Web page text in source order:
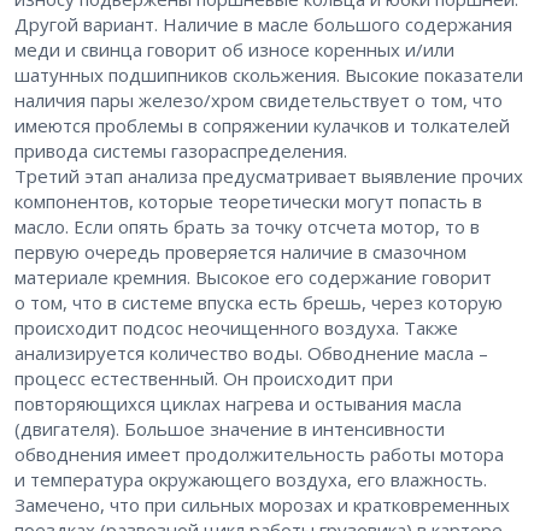
Другой вариант. Наличие в масле большого содержания
меди и свинца говорит об износе коренных и/или
шатунных подшипников скольжения. Высокие показатели
наличия пары железо/хром свидетельствует о том, что
имеются проблемы в сопряжении кулачков и толкателей
привода системы газораспределения.
Третий этап анализа предусматривает выявление прочих
компонентов, которые теоретически могут попасть в
масло. Если опять брать за точку отсчета мотор, то в
первую очередь проверяется наличие в смазочном
материале кремния. Высокое его содержание говорит
о том, что в системе впуска есть брешь, через которую
происходит подсос неочищенного воздуха. Также
анализируется количество воды. Обводнение масла –
процесс естественный. Он происходит при
повторяющихся циклах нагрева и остывания масла
(двигателя). Большое значение в интенсивности
обводнения имеет продолжительность работы мотора
и температура окружающего воздуха, его влажность.
Замечено, что при сильных морозах и кратковременных